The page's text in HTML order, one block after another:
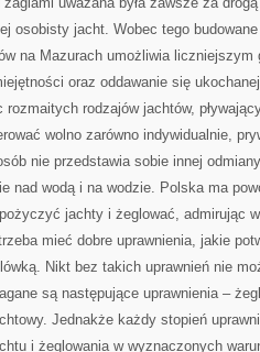
osobisty jacht. Wobec tego
na Mazurach umożliwia liczniejszym
oraz oddawanie się
rodzajów jachtów,
wolno zarówno indywidualnie,
nie przedstawia sobie innej
nad wodą i na wodzie. Polska ma
jachty i żeglować, admirując
mieć dobre uprawnienia, jakie
Nikt bez takich uprawnień nie
są następujące uprawnienia –
Jednakże każdy stopień
i żeglowania w wyznaczonych